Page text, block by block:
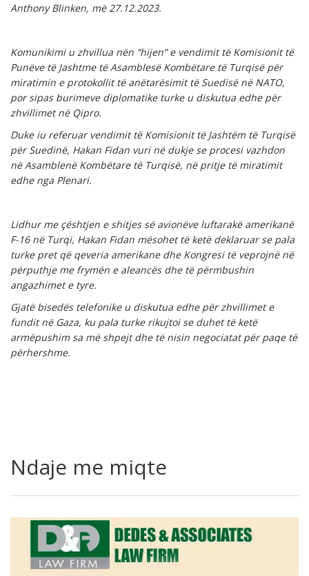
Anthony Blinken, më 27.12.2023.
Komunikimi u zhvillua nën “hijen” e vendimit të Komisionit të
Punëve të Jashtme të Asamblesë Kombëtare të Turqisë për
miratimin e protokollit të anëtarësimit të Suedisë në NATO,
por sipas burimeve diplomatike turke u diskutua edhe për
zhvillimet në Qipro.
Duke iu referuar vendimit të Komisionit të Jashtëm të Turqisë
për Suedinë, Hakan Fidan vuri në dukje se procesi vazhdon
në Asamblenë Kombëtare të Turqisë, në pritje të miratimit
edhe nga Plenari.
Lidhur me çështjen e shitjes së avionëve luftarakë amerikanë
F-16 në Turqi, Hakan Fidan mësohet të ketë deklaruar se pala
turke pret që qeveria amerikane dhe Kongresi të veprojnë në
përputhje me frymën e aleancës dhe të përmbushin
angazhimet e tyre.
Gjatë bisedës telefonike u diskutua edhe për zhvillimet e
fundit në Gaza, ku pala turke rikujtoi se duhet të ketë
armëpushim sa më shpejt dhe të nisin negociatat për paqe të
përhershme.
Ndaje me miqte